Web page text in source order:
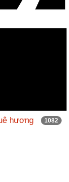
hương 1082